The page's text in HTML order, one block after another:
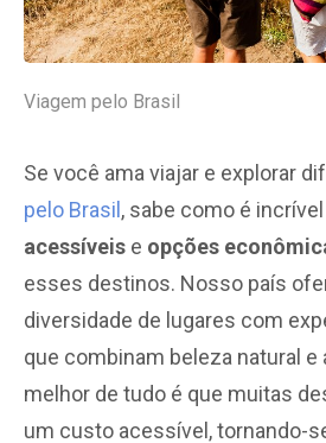
Viagem pelo Brasil
Se você ama viajar e explorar
pelo Brasil, sabe como é
acessíveis e opções
esses destinos. Nosso país
diversidade de lugares com
que combinam beleza natural e
melhor de tudo é que muitas
um custo acessível, tornando-